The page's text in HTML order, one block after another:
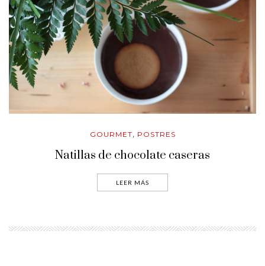
GOURMET, POSTRES
Natillas de chocolate caseras
LEER MÁS